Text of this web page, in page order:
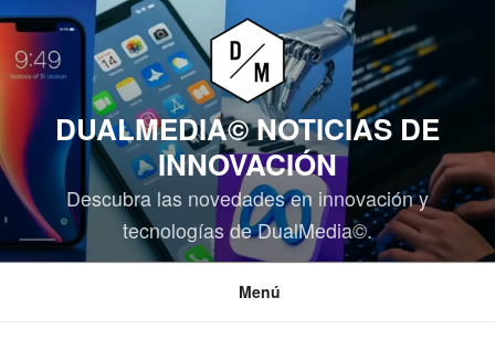
Saltar
contenido
DUALMEDIA© NOTICIAS DE
INNOVACIÓN
Descubra las novedades en innovación y
tecnologías de DualMedia©.
Menú